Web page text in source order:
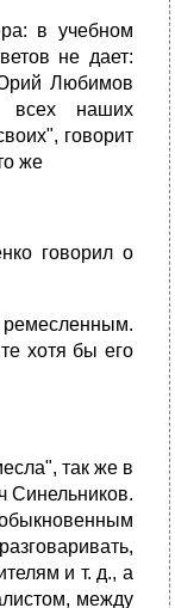
в учебном
не дает:
Любимов
всех наших
говорит
же
говорил о
ремесленным.
хотя бы его
так же в
Синельников.
и т. д., а
между